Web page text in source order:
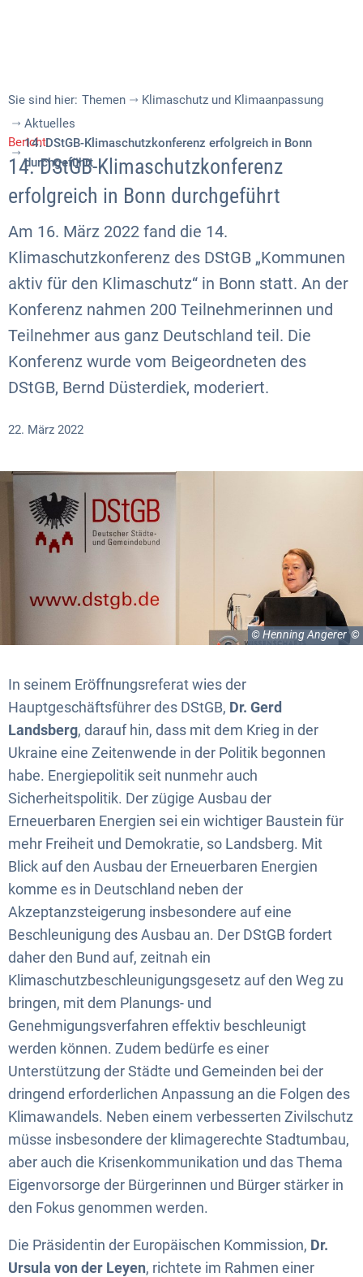
Sie sind hier: Themen
Klimaschutz und Klimaanpassung
Aktuelles
14. DStGB-Klimaschutzkonferenz erfolgreich in Bonn
durchgeführt
Bericht
14. DStGB-Klimaschutzkonferenz
erfolgreich in Bonn durchgeführt
Am 16. März 2022 fand die 14.
Klimaschutzkonferenz des DStGB „Kommunen
aktiv für den Klimaschutz“ in Bonn statt. An der
Konferenz nahmen 200 Teilnehmerinnen und
Teilnehmer aus ganz Deutschland teil. Die
Konferenz wurde vom Beigeordneten des
DStGB, Bernd Düsterdiek, moderiert.
22. März 2022
© Henning Angerer
In seinem Eröffnungsreferat wies der
Hauptgeschäftsführer des DStGB, Dr. Gerd
Landsberg, darauf hin, dass mit dem Krieg in der
Ukraine eine Zeitenwende in der Politik begonnen
habe. Energiepolitik seit nunmehr auch
Sicherheitspolitik. Der zügige Ausbau der
Erneuerbaren Energien sei ein wichtiger Baustein für
mehr Freiheit und Demokratie, so Landsberg. Mit
Blick auf den Ausbau der Erneuerbaren Energien
komme es in Deutschland neben der
Akzeptanzsteigerung insbesondere auf eine
Beschleunigung des Ausbau an. Der DStGB fordert
daher den Bund auf, zeitnah ein
Klimaschutzbeschleunigungsgesetz auf den Weg zu
bringen, mit dem Planungs- und
Genehmigungsverfahren effektiv beschleunigt
werden können. Zudem bedürfe es einer
Unterstützung der Städte und Gemeinden bei der
dringend erforderlichen Anpassung an die Folgen des
Klimawandels. Neben einem verbesserten Zivilschutz
müsse insbesondere der klimagerechte Stadtumbau,
aber auch die Krisenkommunikation und das Thema
Eigenvorsorge der Bürgerinnen und Bürger stärker in
den Fokus genommen werden.
Die Präsidentin der Europäischen Kommission, Dr.
Ursula von der Leyen, richtete im Rahmen einer